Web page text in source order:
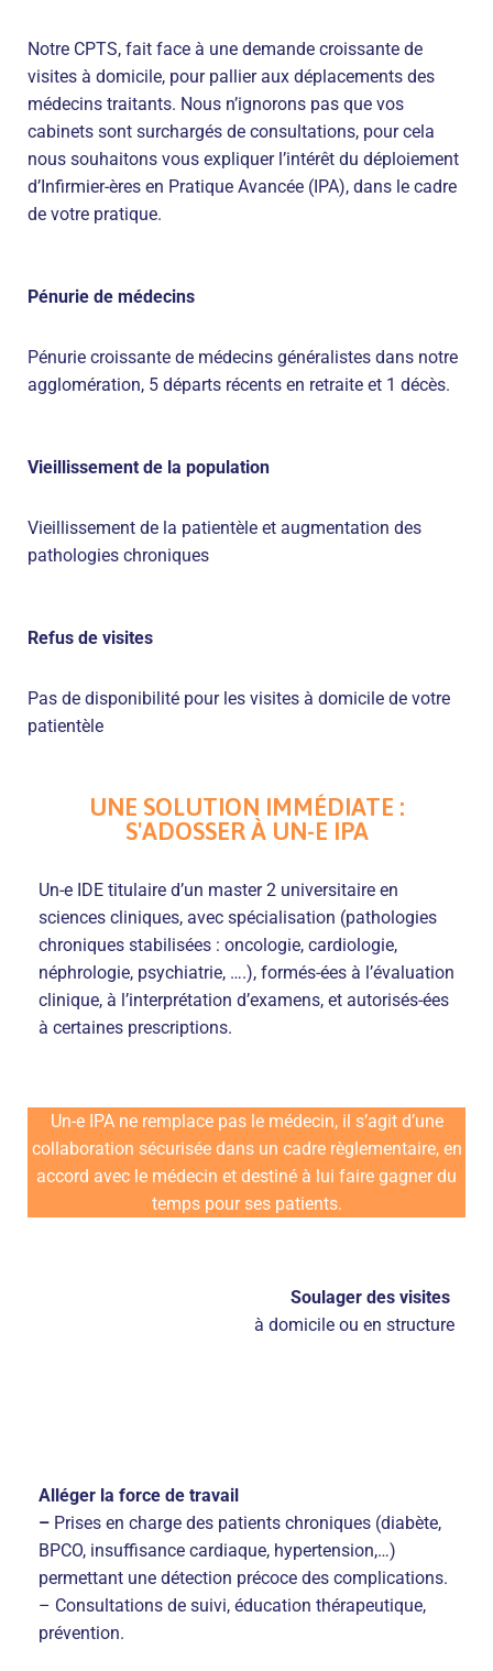
Notre CPTS, fait face à une demande croissante de
visites à domicile, pour pallier aux déplacements des
médecins traitants. Nous n’ignorons pas que vos
cabinets sont surchargés de consultations, pour cela
nous souhaitons vous expliquer l’intérêt du déploiement
d’Infirmier-ères en Pratique Avancée (IPA), dans le cadre
de votre pratique.
Pénurie de médecins
Pénurie croissante de médecins généralistes dans notre
agglomération, 5 départs récents en retraite et 1 décès.
Vieillissement de la population
Vieillissement de la patientèle et augmentation des
pathologies chroniques
Refus de visites
Pas de disponibilité pour les visites à domicile de votre
patientèle
UNE SOLUTION IMMÉDIATE :
S'ADOSSER À UN-E IPA
Un-e IDE titulaire d’un master 2 universitaire en
sciences cliniques, avec spécialisation (pathologies
chroniques stabilisées : oncologie, cardiologie,
néphrologie, psychiatrie, ….), formés-ées à l’évaluation
clinique, à l’interprétation d’examens, et autorisés-ées
à certaines prescriptions.
Un-e IPA ne remplace pas le médecin, il s’agit d’une
collaboration sécurisée dans un cadre règlementaire, en
accord avec le médecin et destiné à lui faire gagner du
temps pour ses patients.
Soulager des visites
à domicile ou en structure
Alléger la force de travail
– Prises en charge des patients chroniques (diabète,
BPCO, insuffisance cardiaque, hypertension,…)
permettant une détection précoce des complications.
– Consultations de suivi, éducation thérapeutique,
prévention.